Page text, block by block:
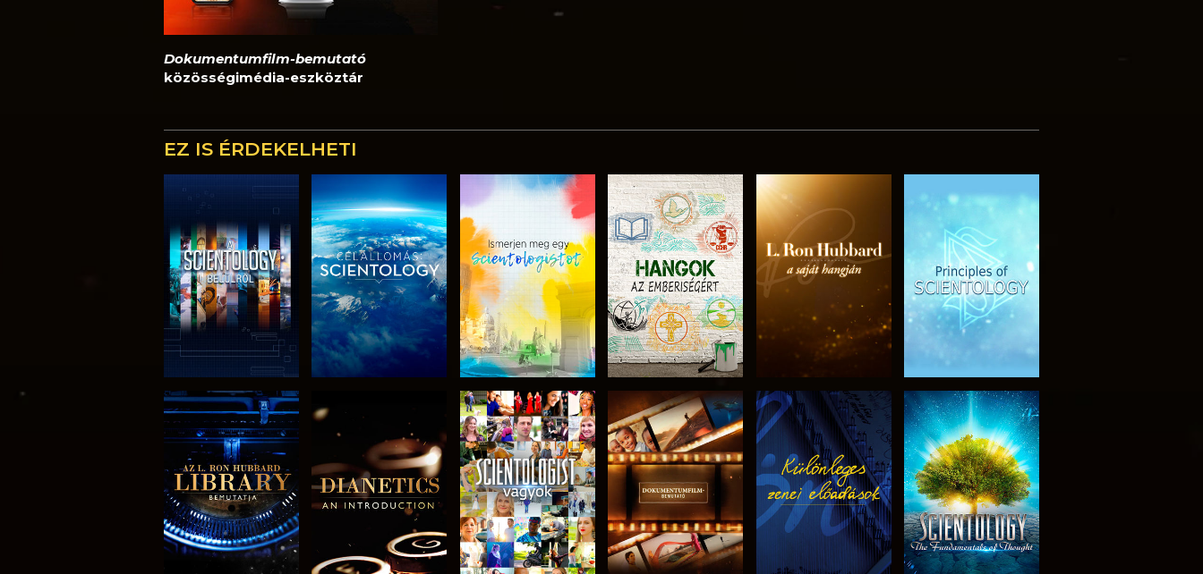
Dokumentumfilm-bemutató
közösségimédia-eszköztár
EZ IS ÉRDEKELHETI
A SOROZAT
RÉSZEI
A SOROZAT
RÉSZEI
A SOROZAT
RÉSZEI
A SOROZAT
RÉSZEI
A SOROZAT
RÉSZEI
MŰSORNÉZÉS